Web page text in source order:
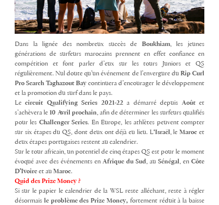
Dans la lignée des nombreux succès de Boukhiam, les jeunes
générations de surfeurs marocains prennent en effet confiance en
compétition et font parler d’eux sur les tours Juniors et QS
régulièrement. Nul doute qu’un événement de l’envergure du Rip Curl
Pro Search Taghazout Baycontinuera d’encourager le développement
et la promotion du surf dans le pays.
Lecircuit Qualifying Series 2021-22a démarré depuis Aoûtet
s’achèvera le 10 Avril prochain, afin de déterminer les surfeurs qualifiés
pour les Challenger Series. En Europe, les athlètes peuvent compter
sur six étapes du QS, dont deux ont déjà eu lieu. L‘Israël, leMaroc et
deux étapes portugaises restent au calendrier.
Sur le tour africain, un potentiel de cinq étapes QS est pour le moment
évoqué avec des événements en Afrique du Sud , au Sénégal, en Côte
D’Ivoire et au Maroc.
Quid des Prize Money ?
Si sur le papier le calendrier de la WSL reste alléchant, reste à régler
désormais le problème des Prize Money, fortement réduit à la baisse